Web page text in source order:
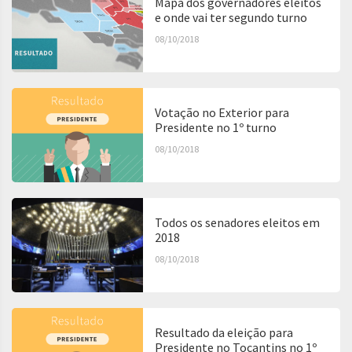
e onde vai ter segundo turno
08/10/2018
Votação no Exterior para
Presidente no 1º turno
08/10/2018
Todos os senadores eleitos em
2018
08/10/2018
Resultado da eleição para
Presidente no Tocantins no 1º